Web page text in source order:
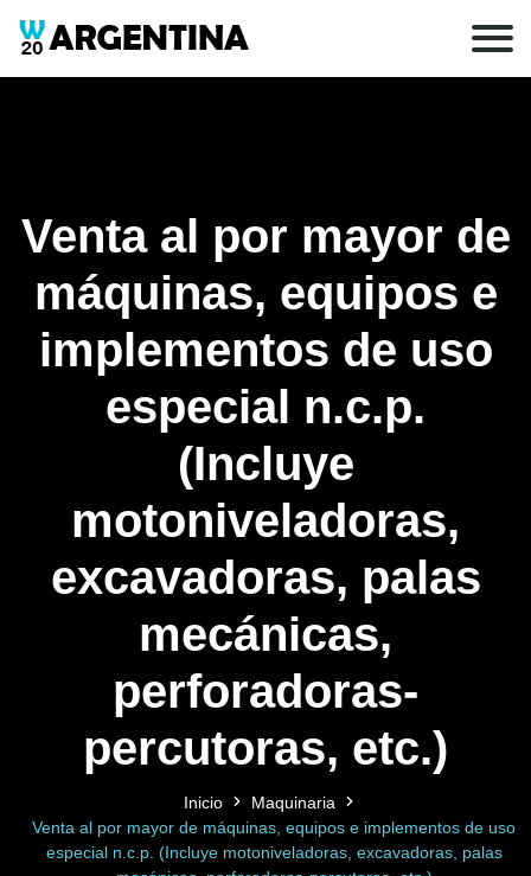
Venta al por mayor de
máquinas, equipos e
implementos de uso
especial n.c.p.
(Incluye
motoniveladoras,
excavadoras, palas
mecánicas,
perforadoras-
percutoras, etc.)
Inicio
Maquinaria
Venta al por mayor de máquinas, equipos e implementos de uso
especial n.c.p. (Incluye motoniveladoras, excavadoras, palas